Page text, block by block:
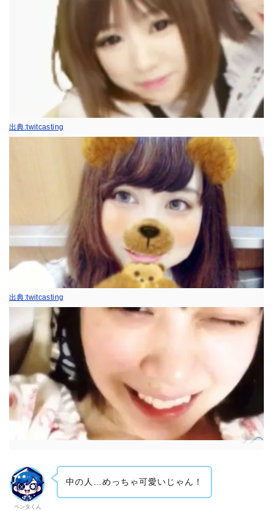
出典:twitcasting
出典:twitcasting
ペンタくん
中の人…めっちゃ可愛いじゃん！